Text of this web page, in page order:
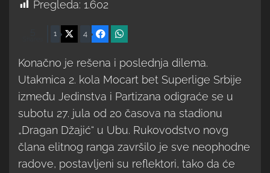
Pregleda: 1.602
1 4 Facebook
Konačno je rešena i poslednja dilema.
Utakmica 2. kola Mocart bet Superlige Srbije
između Jedinstva i Partizana odigraće se u
subotu 27. jula od 20 časova na stadionu
„Dragan Džajić“ u Ubu. Rukovodstvo novg
člana elitnog ranga završilo je sve neophodne
radove, postavljeni su reflektori, tako da će